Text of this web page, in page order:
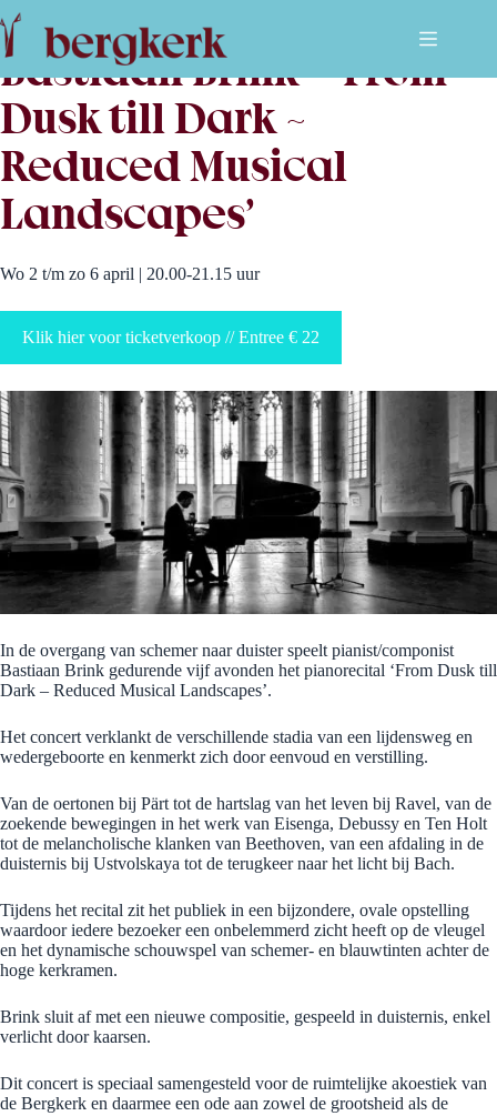
Ga
naar
de
Bastiaan Brink – ‘From
Dusk till Dark ~
Reduced Musical
Landscapes’
Wo 2 t/m zo 6 april | 20.00-21.15 uur
Klik hier voor ticketverkoop // Entree € 22
In de overgang van schemer naar duister speelt pianist/componist
Bastiaan Brink gedurende vijf avonden het pianorecital ‘From Dusk till
Dark – Reduced Musical Landscapes’.
Het concert verklankt de verschillende stadia van een lijdensweg en
wedergeboorte en kenmerkt zich door eenvoud en verstilling.
Van de oertonen bij Pärt tot de hartslag van het leven bij Ravel, van de
zoekende bewegingen in het werk van Eisenga, Debussy en Ten Holt
tot de melancholische klanken van Beethoven, van een afdaling in de
duisternis bij Ustvolskaya tot de terugkeer naar het licht bij Bach.
Tijdens het recital zit het publiek in een bijzondere, ovale opstelling
waardoor iedere bezoeker een onbelemmerd zicht heeft op de vleugel
en het dynamische schouwspel van schemer- en blauwtinten achter de
hoge kerkramen.
Brink sluit af met een nieuwe compositie, gespeeld in duisternis, enkel
verlicht door kaarsen.
Dit concert is speciaal samengesteld voor de ruimtelijke akoestiek van
de Bergkerk en daarmee een ode aan zowel de grootsheid als de